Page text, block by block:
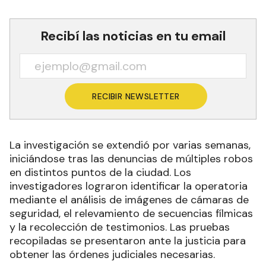
Recibí las noticias en tu email
RECIBIR NEWSLETTER
La investigación se extendió por varias semanas,
iniciándose tras las denuncias de múltiples robos
en distintos puntos de la ciudad. Los
investigadores lograron identificar la operatoria
mediante el análisis de imágenes de cámaras de
seguridad, el relevamiento de secuencias fílmicas
y la recolección de testimonios. Las pruebas
recopiladas se presentaron ante la justicia para
obtener las órdenes judiciales necesarias.